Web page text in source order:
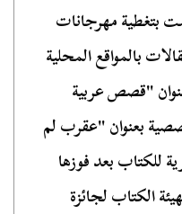
بتغطية مهرجانات
بالمواقع المحلية
"قصص عربية
بعنوان "عقرب لم
للكتاب بعد فوزها
الكتاب لجائزة